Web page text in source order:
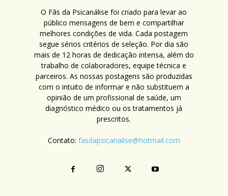
O Fãs da Psicanálise foi criado para levar ao
público mensagens de bem e compartilhar
melhores condições de vida. Cada postagem
segue sérios critérios de seleção. Por dia são
mais de 12 horas de dedicação intensa, além do
trabalho de colaboradores, equipe técnica e
parceiros. As nossas postagens são produzidas
com o intuito de informar e não substituem a
opinião de um profissional de saúde, um
diagnóstico médico ou os tratamentos já
prescritos.
Contato: fasdapsicanalise@hotmail.com